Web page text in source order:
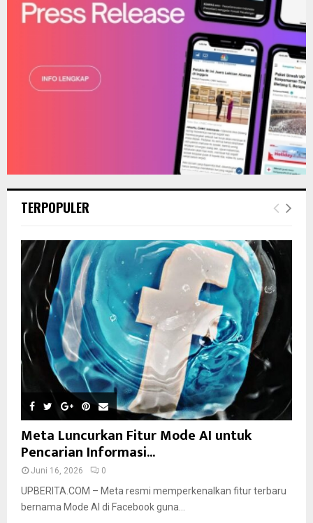
TERPOPULER
Meta Luncurkan Fitur Mode AI untuk
Pencarian Informasi...
Juni 16, 2026 0
UPBERITA.COM – Meta resmi memperkenalkan fitur terbaru
bernama Mode AI di Facebook guna...